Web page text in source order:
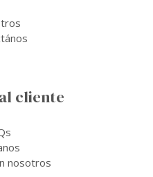
cliente
nosotros